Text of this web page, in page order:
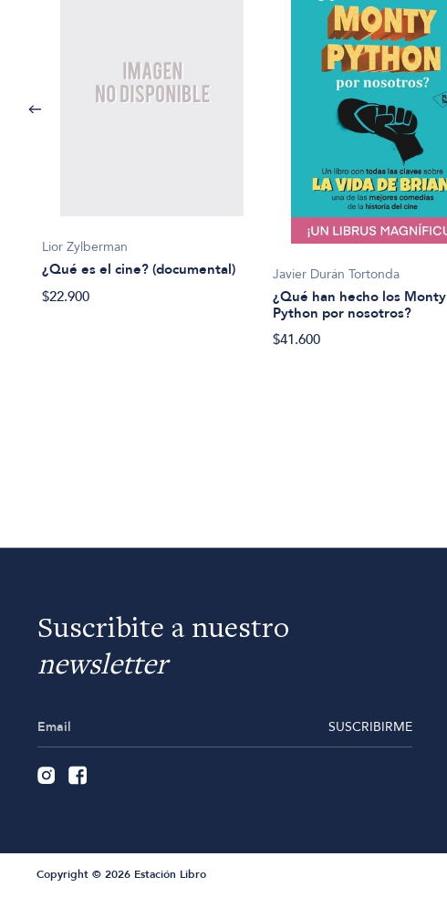
Lior Zylberman
¿Qué es el cine? (documental)
$22.900
Javier Durán Tortonda
¿Qué han hecho los Monty
Python por nosotros?
$41.600
Suscribite a nuestro
newsletter
SUSCRIBIRME
Copyright © 2026 Estación Libro